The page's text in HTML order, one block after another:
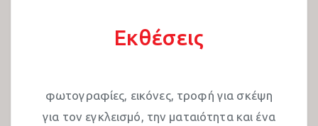
Εκθέσεις
φωτογραφίες, εικόνες, τροφή για σκέψη
για τον εγκλεισμό, την ματαιότητα και ένα